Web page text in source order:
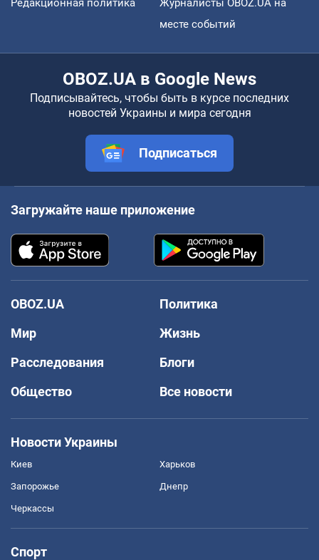
Редакционная политика
Журналисты OBOZ.UA на
месте событий
OBOZ.UA в Google News
Подписывайтесь, чтобы быть в курсе последних
новостей Украины и мира сегодня
Подписаться
Загружайте наше приложение
OBOZ.UA
Политика
Мир
Жизнь
Расследования
Блоги
Общество
Все новости
Новости Украины
Киев Харьков
Запорожье Днепр
Черкассы
Спорт